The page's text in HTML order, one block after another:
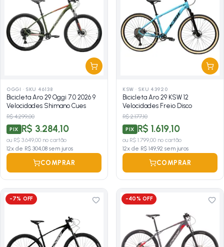
OGGI · SKU 46138
Bicicleta Aro 29 Oggi 7.0 2026 9
Velocidades Shimano Cues
R$ 4.299,00
PIX R$ 3.284,10
ou R$ 3.649,00 no cartão
12x de R$ 304,08 sem juros
COMPRAR
KSW · SKU 43920
Bicicleta Aro 29 KSW 12
Velocidades Freio Disco
R$ 2.177,10
PIX R$ 1.619,10
ou R$ 1.799,00 no cartão
12x de R$ 149,92 sem juros
COMPRAR
-7% OFF -40% OFF